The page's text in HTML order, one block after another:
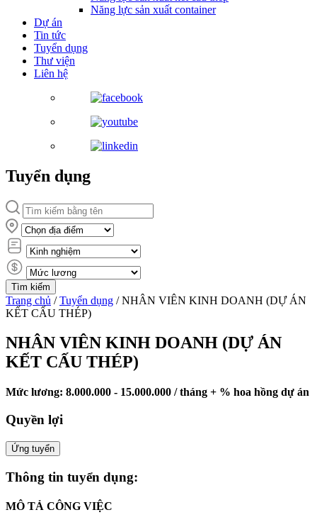
Năng lực sản xuất container
Dự án
Tin tức
Tuyển dụng
Thư viện
Liên hệ
Tuyển dụng
Trang chủ /Tuyển dụng /NHÂN VIÊN KINH DOANH (DỰ ÁN
KẾT CẤU THÉP)
NHÂN VIÊN KINH DOANH (DỰ ÁN
KẾT CẤU THÉP)
Mức lương: 8.000.000 - 15.000.000 / tháng + % hoa hồng dự án
Quyền lợi
Ứng tuyển
Thông tin tuyển dụng:
MÔ TẢ CÔNG VIỆC